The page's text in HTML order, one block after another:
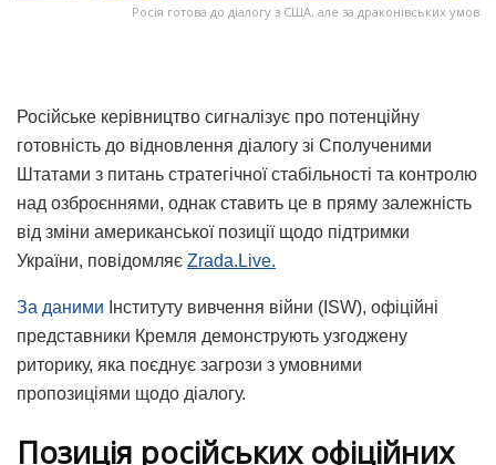
Росія готова до діалогу з США, але за драконівських умов
Російське керівництво сигналізує про потенційну
готовність до відновлення діалогу зі Сполученими
Штатами з питань стратегічної стабільності та контролю
над озброєннями, однак ставить це в пряму залежність
від зміни американської позиції щодо підтримки
України, повідомляє Zrada.Live.
За даними Інституту вивчення війни (ISW), офіційні
представники Кремля демонструють узгоджену
риторику, яка поєднує загрози з умовними
пропозиціями щодо діалогу.
Позиція російських офіційних